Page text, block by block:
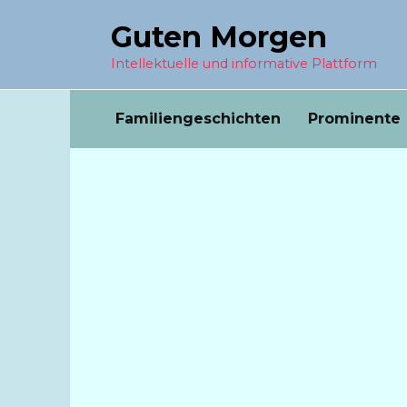
Guten Morgen
Intellektuelle und informative Plattform
Familiengeschichten Prominente